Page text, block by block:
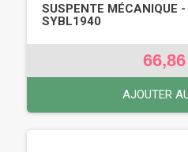
SUSPENTE MÉCANIQUE
SYBL1940
AJOUTER